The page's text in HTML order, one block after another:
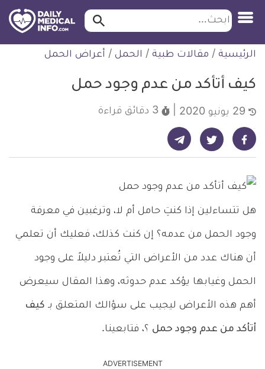
التخطي
للمحتوى
طبية
ابحث ابحث…
الرئيسية / مقالات طبية / الحمل / أعراض الحمل
كيف أتأكد من عدم وجود حمل
3 دقائق قراءة
شارك على فيسبوك - ديلي ميديكال انفو شارك على تويتر - ديلي ميديكال انفو شارك على تيليجرام - ديلي ميديكال انفو
هل تتساءلين إذا كنتِ حامل أم لا، وترغبين في معرفة
وجود الحمل من عدمه؟ إن كنت كذلك، فعليك أن تعلمي
أن هناك عدد من الأعراض التي تُعتبر دليلاً على وجود
الحمل وغيابها يؤكد عدم حدوثه، وهذا المقال سيعرض
أهم هذه الأعراض ليجيب على سؤالك المتعلق بـ كيف
أتأكد من عدم وجود حمل ؟، فتابعينا.
ADVERTISEMENT